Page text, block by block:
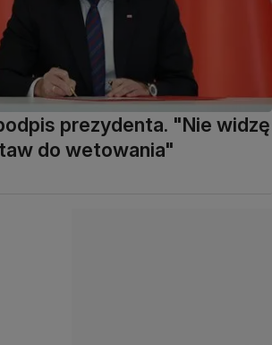
prezydenta. "Nie widzę
do wetowania"